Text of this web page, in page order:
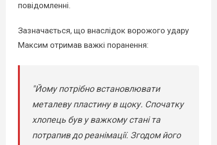
повідомленні.
Зазначається, що внаслідок ворожого удару
Максим отримав важкі поранення:
"Йому потрібно встановлювати
металеву пластину в щоку. Спочатку
хлопець був у важкому стані та
потрапив до реанімації. Згодом його